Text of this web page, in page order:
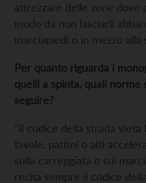
attrezzare delle zone dove
modo da non lasciarli
marciapiedi o in mezzo alla
Per quanto riguarda i
quelli a spinta, quali norme
seguire?
“Il codice della strada vieta
tavole, pattini o alti
sulla carreggiata o sui
recita sempre il codice